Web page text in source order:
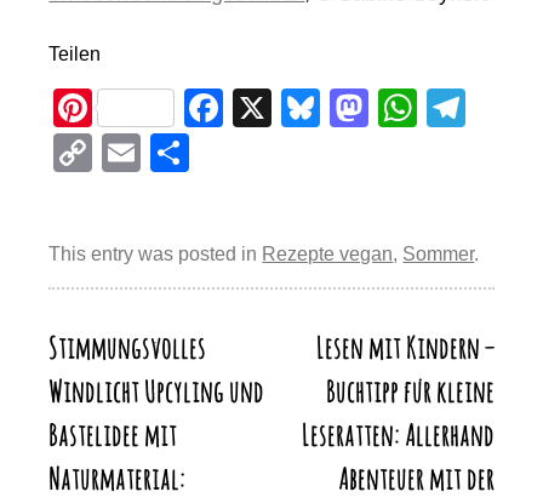
Teilen
Pi
nt
er
st
F
b
o
k
X
Bl
y
M
d
o
n
W
A
p
p
a
m
C
y
n
k
E
n
This entry was posted in Rezepte vegan, Sommer.
Beitragsnavigation
Stimmungsvolles
Windlicht Upcyling und
Bastelidee mit
Naturmaterial:
Lesen mit Kindern –
Buchtipp für kleine
Leseratten: Allerhand
Abenteuer mit der